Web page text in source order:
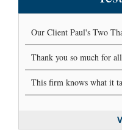
Our Client Paul's Two
Thank you so much for
This firm knows what it